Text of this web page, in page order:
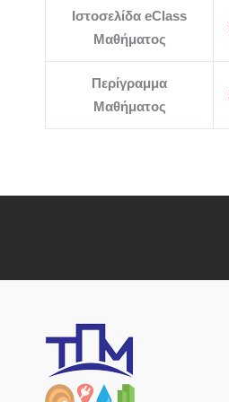
Ιστοσελίδα eClass
Μαθήματος
Περίγραμμα
Μαθήματος